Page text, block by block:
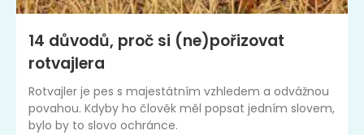
14 důvodů, proč si (ne)pořizovat
rotvajlera
Rotvajler je pes s majestátním vzhledem a odvážnou
povahou. Kdyby ho člověk měl popsat jedním slovem,
bylo by to slovo ochránce.